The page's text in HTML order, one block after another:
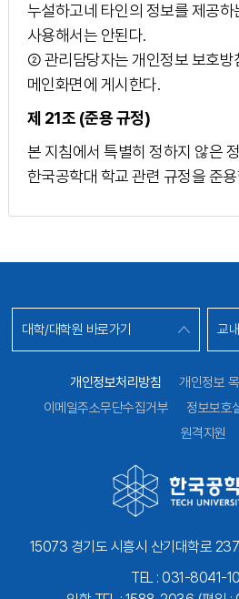
누설하고네 타인의 정보를 제공하
사용해서는 안된다.
② 관리담당자는 개인정보 보호방
메인화면에 게시한다.
제 21조 (준용 규정)
본 지침에서 특별히 정하지 않은
한국공학대 학교 관련 규정을 준
대학/대학원 바로가기 교
개인정보처리방침
개인정보
이메일주소무단수집거부
정보보호
원격지원
15073 경기도 시흥시 산기대학로
TEL : 031-8041-